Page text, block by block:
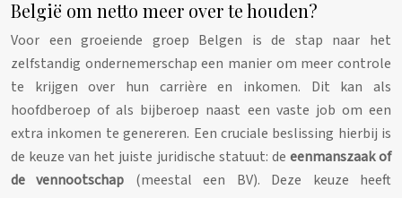
België om netto meer over te houden?
Voor een groeiende groep Belgen is de stap naar het
zelfstandig ondernemerschap een manier om meer controle
te krijgen over hun carrière en inkomen. Dit kan als
hoofdberoep of als bijberoep naast een vaste job om een
extra inkomen te genereren. Een cruciale beslissing hierbij is
de keuze van het juiste juridische statuut: de eenmanszaak of
de vennootschap (meestal een BV). Deze keuze heeft